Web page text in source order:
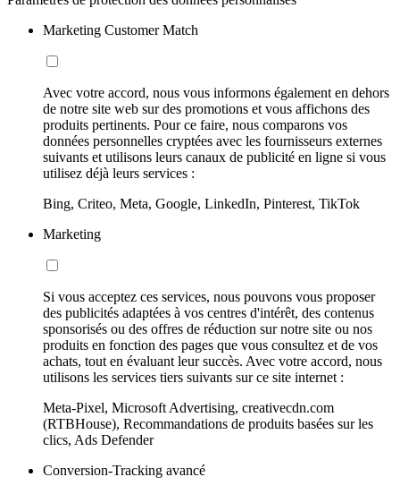
Marketing Customer Match
Avec votre accord, nous vous informons également en dehors
de notre site web sur des promotions et vous affichons des
produits pertinents. Pour ce faire, nous comparons vos
données personnelles cryptées avec les fournisseurs externes
suivants et utilisons leurs canaux de publicité en ligne si vous
utilisez déjà leurs services :
Bing, Criteo, Meta, Google, LinkedIn, Pinterest, TikTok
Marketing
Si vous acceptez ces services, nous pouvons vous proposer
des publicités adaptées à vos centres d'intérêt, des contenus
sponsorisés ou des offres de réduction sur notre site ou nos
produits en fonction des pages que vous consultez et de vos
achats, tout en évaluant leur succès. Avec votre accord, nous
utilisons les services tiers suivants sur ce site internet :
Meta-Pixel, Microsoft Advertising, creativecdn.com
(RTBHouse), Recommandations de produits basées sur les
clics, Ads Defender
Conversion-Tracking avancé